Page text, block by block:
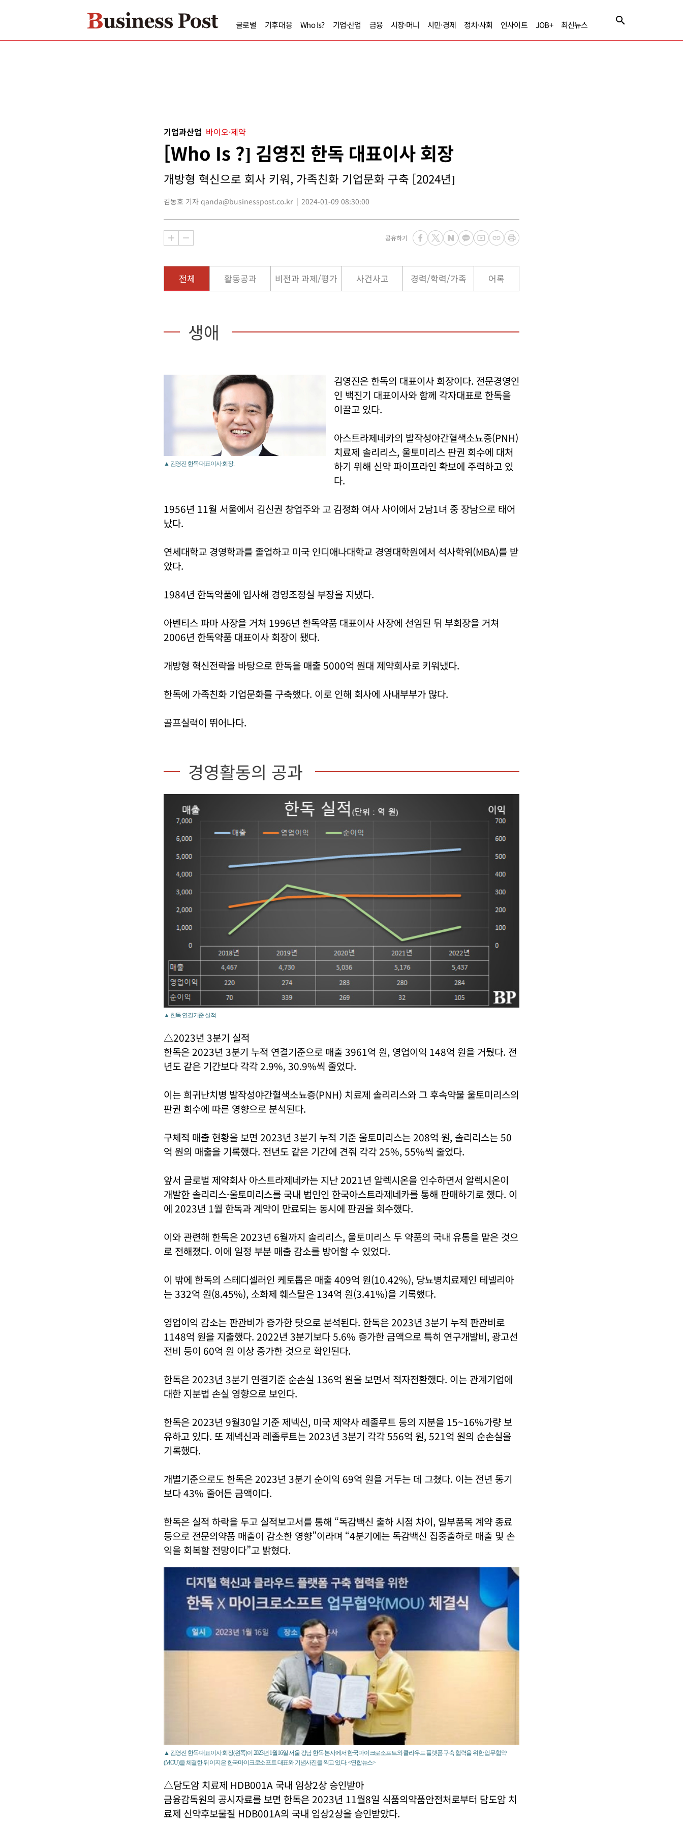
글로벌 기후대응 Who Is? 기업·산업 금융 시장·머니 시민·경제 정치·사회 인사이트 JOB+ 최신뉴스
기업과산업 바이오·제약
[Who Is ?] 김영진 한독 대표이사 회장
개방형 혁신으로 회사 키워, 가족친화 기업문화 구축 [2024년]
김동호 기자 qanda@businesspost.co.kr 2024-01-09 08:30:00
공유하기
전체 활동공과 비전과 과제/평가 사건사고 경력/학력/가족 어록
생애
▲ 김영진 한독 대표이사 회장.
김영진은 한독의 대표이사 회장이다. 전문경영인
인 백진기 대표이사와 함께 각자대표로 한독을
이끌고 있다.
아스트라제네카의 발작성야간혈색소뇨증(PNH)
치료제 솔리리스, 울토미리스 판권 회수에 대처
하기 위해 신약 파이프라인 확보에 주력하고 있
다.
1956년 11월 서울에서 김신권 창업주와 고 김정화 여사 사이에서 2남1녀 중 장남으로 태어
났다.
연세대학교 경영학과를 졸업하고 미국 인디애나대학교 경영대학원에서 석사학위(MBA)를 받
았다.
1984년 한독약품에 입사해 경영조정실 부장을 지냈다.
아벤티스 파마 사장을 거쳐 1996년 한독약품 대표이사 사장에 선임된 뒤 부회장을 거쳐
2006년 한독약품 대표이사 회장이 됐다.
개방형 혁신전략을 바탕으로 한독을 매출 5000억 원대 제약회사로 키워냈다.
한독에 가족친화 기업문화를 구축했다. 이로 인해 회사에 사내부부가 많다.
골프실력이 뛰어나다.
경영활동의 공과
▲ 한독 연결기준 실적.
△2023년 3분기 실적
한독은 2023년 3분기 누적 연결기준으로 매출 3961억 원, 영업이익 148억 원을 거뒀다. 전
년도 같은 기간보다 각각 2.9%, 30.9%씩 줄었다.
이는 희귀난치병 발작성야간혈색소뇨증(PNH) 치료제 솔리리스와 그 후속약물 울토미리스의
판권 회수에 따른 영향으로 분석된다.
구체적 매출 현황을 보면 2023년 3분기 누적 기준 울토미리스는 208억 원, 솔리리스는 50
억 원의 매출을 기록했다. 전년도 같은 기간에 견줘 각각 25%, 55%씩 줄었다.
앞서 글로벌 제약회사 아스트라제네카는 지난 2021년 알렉시온을 인수하면서 알렉시온이
개발한 솔리리스·울토미리스를 국내 법인인 한국아스트라제네카를 통해 판매하기로 했다. 이
에 2023년 1월 한독과 계약이 만료되는 동시에 판권을 회수했다.
이와 관련해 한독은 2023년 6월까지 솔리리스, 울토미리스 두 약품의 국내 유통을 맡은 것으
로 전해졌다. 이에 일정 부분 매출 감소를 방어할 수 있었다.
이 밖에 한독의 스테디셀러인 케토톱은 매출 409억 원(10.42%), 당뇨병치료제인 테넬리아
는 332억 원(8.45%), 소화제 훼스탈은 134억 원(3.41%)을 기록했다.
영업이익 감소는 판관비가 증가한 탓으로 분석된다. 한독은 2023년 3분기 누적 판관비로
1148억 원을 지출했다. 2022년 3분기보다 5.6% 증가한 금액으로 특히 연구개발비, 광고선
전비 등이 60억 원 이상 증가한 것으로 확인된다.
한독은 2023년 3분기 연결기준 순손실 136억 원을 보면서 적자전환했다. 이는 관계기업에
대한 지분법 손실 영향으로 보인다.
한독은 2023년 9월30일 기준 제넥신, 미국 제약사 레졸루트 등의 지분을 15~16%가량 보
유하고 있다. 또 제넥신과 레졸루트는 2023년 3분기 각각 556억 원, 521억 원의 순손실을
기록했다.
개별기준으로도 한독은 2023년 3분기 순이익 69억 원을 거두는 데 그쳤다. 이는 전년 동기
보다 43% 줄어든 금액이다.
한독은 실적 하락을 두고 실적보고서를 통해 “독감백신 출하 시점 차이, 일부품목 계약 종료
등으로 전문의약품 매출이 감소한 영향”이라며 “4분기에는 독감백신 집중출하로 매출 및 손
익을 회복할 전망이다”고 밝혔다.
▲ 김영진 한독 대표이사 회장(왼쪽)이 2023년 1월16일 서울 강남 한독 본사에서 한국마이크로소프트와 클라우드 플랫폼 구축 협력을 위한 업무협약
(MOU)을 체결한 뒤 이지은 한국마이크로소프트 대표와 기념사진을 찍고 있다. <연합뉴스>
△담도암 치료제 HDB001A 국내 임상2상 승인받아
금융감독원의 공시자료를 보면 한독은 2023년 11월8일 식품의약품안전처로부터 담도암 치
료제 신약후보물질 HDB001A의 국내 임상2상을 승인받았다.